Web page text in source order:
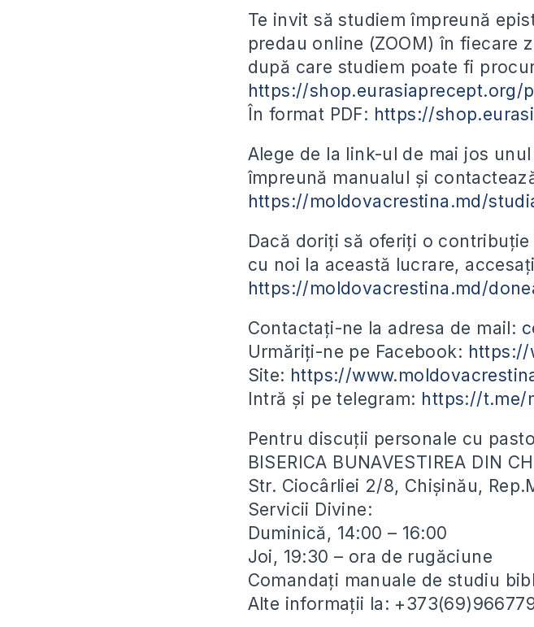
Te invit să studiem împreună
predau online (ZOOM) în fiecare
după care studiem poate fi
https://
În format PDF: https://
Alege de la link-ul de mai jos
împreună manualul și
https://moldovacrestina.md/
Dacă doriți să oferiți o
cu noi la această lucrare,
https://moldovacrestina.md/
Contactați-ne la adresa de mail:
Urmăriți-ne pe Facebook: https://
Site: https://
Intră și pe telegram: https://t.me/
Pentru discuții personale cu
BISERICA BUNAVESTIREA DIN
Str. Ciocârliei 2/8, Chișinău,
Servicii Divine:
Duminică, 14:00 – 16:00
Joi, 19:30 – ora de rugăciune
Comandați manuale de studiu
Alte informații la: